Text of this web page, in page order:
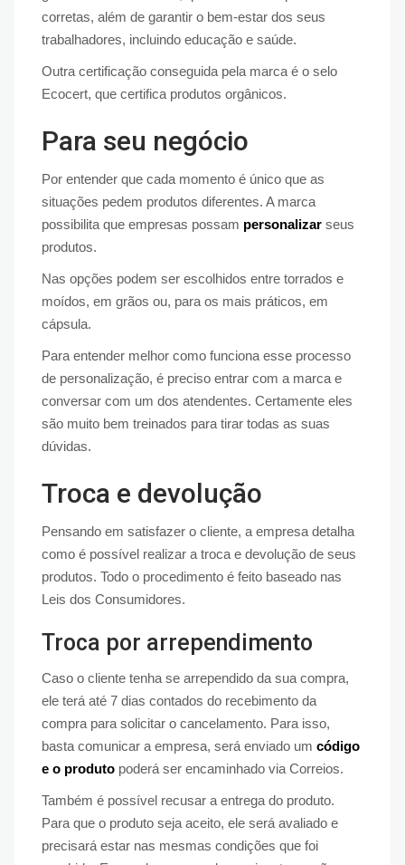
corretas, além de garantir o bem-estar dos seus
trabalhadores, incluindo educação e saúde.
Outra certificação conseguida pela marca é o selo
Ecocert, que certifica produtos orgânicos.
Para seu negócio
Por entender que cada momento é único que as
situações pedem produtos diferentes. A marca
possibilita que empresas possam personalizar seus
produtos.
Nas opções podem ser escolhidos entre torrados e
moídos, em grãos ou, para os mais práticos, em
cápsula.
Para entender melhor como funciona esse processo
de personalização, é preciso entrar com a marca e
conversar com um dos atendentes. Certamente eles
são muito bem treinados para tirar todas as suas
dúvidas.
Troca e devolução
Pensando em satisfazer o cliente, a empresa detalha
como é possível realizar a troca e devolução de seus
produtos. Todo o procedimento é feito baseado nas
Leis dos Consumidores.
Troca por arrependimento
Caso o cliente tenha se arrependido da sua compra,
ele terá até 7 dias contados do recebimento da
compra para solicitar o cancelamento. Para isso,
basta comunicar a empresa, será enviado um código
e o produto poderá ser encaminhado via Correios.
Também é possível recusar a entrega do produto.
Para que o produto seja aceito, ele será avaliado e
precisará estar nas mesmas condições que foi